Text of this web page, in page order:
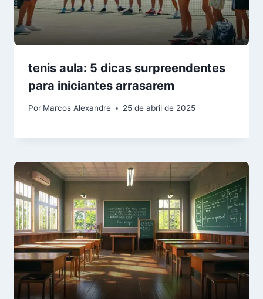
tenis aula: 5 dicas surpreendentes
para iniciantes arrasarem
Por Marcos Alexandre 25 de abril de 2025